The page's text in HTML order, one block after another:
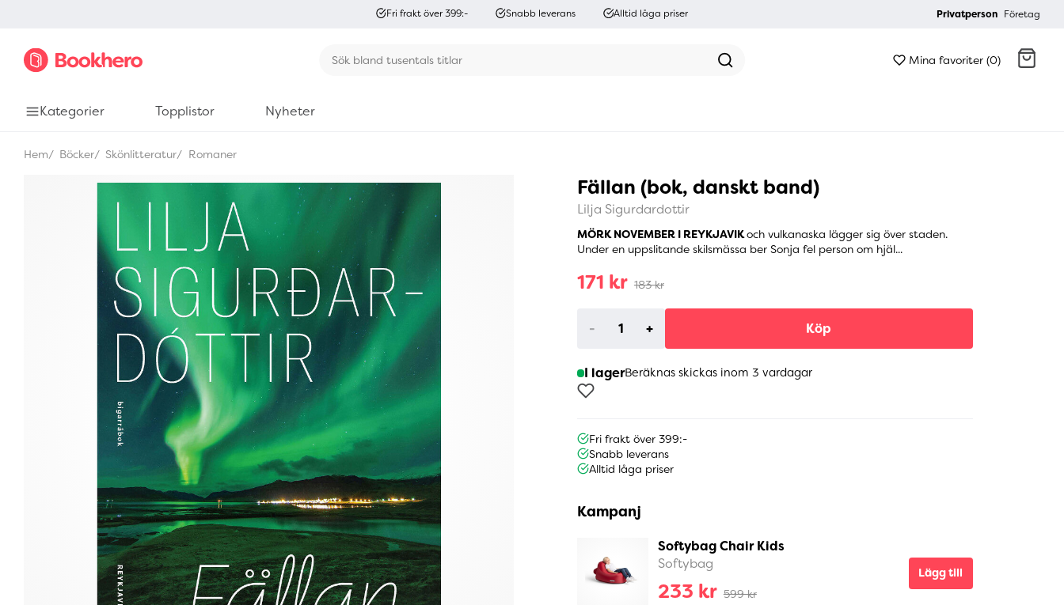
Fri frakt över 399:- Snabb leverans Alltid låga priser Privatperson Företag
Mina favoriter (0)
Kategorier Topplistor Nyheter
Hem Böcker Skönlitteratur Romaner
Fällan (bok, danskt band)
Lilja Sigurdardottir
MÖRK NOVEMBER I REYKJAVIKoch vulkanaska lägger sig över staden.
Under en uppslitande skilsmässa ber Sonja fel person om hjäl...
171 kr 183 kr
- + Köp
I lagerBeräknas skickas inom 3 vardagar
Fri frakt över 399:-
Snabb leverans
Alltid låga priser
Kampanj
Softybag Chair Kids
Softybag
233 kr 599 kr
Lägg till